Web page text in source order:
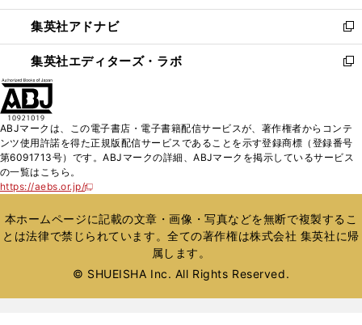
開
く
ウ
で
開
く
ン
ド
ウ
で
ウ
ィ
ン
ド
く
集英社アドナビ
新
し
い
ド
ウ
で
集英社エディターズ・ラボ
新
ィ
ン
ド
開
く
ABJマークは、この電子書店・電子書籍配信サービスが、著作権者からコンテ
ンツ使用許諾を得た正規版配信サービスであることを示す登録商標（登録番号
第6091713号）です。ABJマークの詳細、ABJマークを掲示しているサービス
の一覧はこちら。
https://aebs.or.jp/
新
い
ウ
ィ
ウ
本ホームページに記載の文章・画像・写真などを無断で複製するこ
とは法律で禁じられています。全ての著作権は株式会社 集英社に帰
属します。
© SHUEISHA Inc. All Rights Reserved.